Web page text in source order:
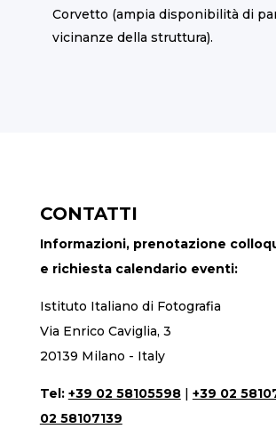
Corvetto (ampia disponibilità di
vicinanze della struttura).
CONTATTI
Informazioni, prenotazione
e richiesta calendario eventi:
Istituto Italiano di Fotografia
Via Enrico Caviglia, 3
20139 Milano - Italy
Tel: +39 02 58105598| +39 02
02 58107139